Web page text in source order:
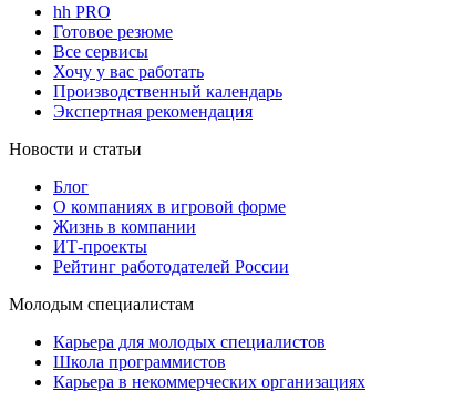
hh PRO
Готовое резюме
Все сервисы
Хочу у вас работать
Производственный календарь
Экспертная рекомендация
Новости и статьи
Блог
О компаниях в игровой форме
Жизнь в компании
ИТ-проекты
Рейтинг работодателей России
Молодым специалистам
Карьера для молодых специалистов
Школа программистов
Карьера в некоммерческих организациях